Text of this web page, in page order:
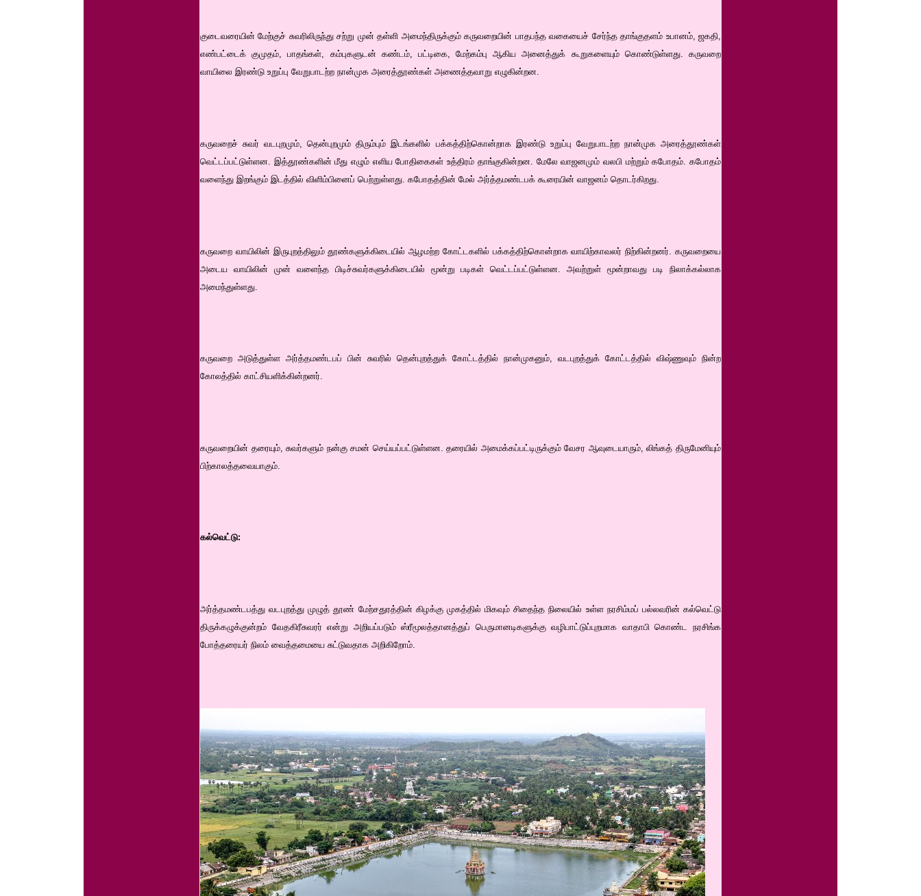
குடைவரையின் மேற்குச் சுவரிலிருந்து சற்று முன் தள்ளி அமைந்திருக்கும் கருவறையின் பாதபந்த வகையைச் சேர்ந்த தாங்குதளம் உபானம், ஜகதி,
எண்பட்டைக் குமுதம், பாதங்கள், கம்புகளுடன் கண்டம், பட்டிகை, மேற்கம்பு ஆகிய அனைத்துக் கூறுகளையும் கொண்டுள்ளது. கருவறை
வாயிலை இரண்டு உறுப்பு வேறுபாடற்ற நான்முக அரைத்தூண்கள் அணைத்தவாறு எழுகின்றன.
கருவறைச் சுவர் வடபுறமும், தென்புறமும் திரும்பும் இடங்களில் பக்கத்திற்கொன்றாக இரண்டு உறுப்பு வேறுபாடற்ற நான்முக அரைத்தூண்கள்
வெட்டப்பட்டுள்ளன. இத்தூண்களின் மீது எழும் எளிய போதிகைகள் உத்திரம் தாங்குகின்றன. மேலே வாஜனமும் வலபி மற்றும் கபோதம். கபோதம்
வளைந்து இறங்கும் இடத்தில் விளிம்பினைப் பெற்றுள்ளது. கபோதத்தின் மேல் அர்த்தமண்டபக் கூரையின் வாஜனம் தொடர்கிறது.
கருவறை வாயிலின் இருபுறத்திலும் தூண்களுக்கிடையில் ஆழமற்ற கோட்டகளில் பக்கத்திற்கொன்றாக வாயிற்காவலர் நிற்கின்றனர். கருவறையை
அடைய வாயிலின் முன் வளைந்த பிடிச்சுவர்களுக்கிடையில் மூன்று படிகள் வெட்டப்பட்டுள்ளன. அவற்றுள் மூன்றாவது படி நிலாக்கல்லாக
அமைந்துள்ளது.
கருவறை அடுத்துள்ள அர்த்தமண்டபப் பின் சுவரில் தென்புறத்துக் கோட்டத்தில் நான்முகனும், வடபுறத்துக் கோட்டத்தில் விஷ்ணுவும் நின்ற
கோலத்தில் காட்சியளிக்கின்றனர்.
கருவறையின் தரையும், சுவர்களும் நன்கு சமன் செய்யப்பட்டுள்ளன. தரையில் அமைக்கப்பட்டிருக்கும் வேசர ஆவுடையாரும், லிங்கத் திருமேனியும்
பிற்காலத்தவையாகும்.
கல்வெட்டு:
அர்த்தமண்டபத்து வடபுறத்து முழுத் தூண் மேற்சதுரத்தின் கிழக்கு முகத்தில் மிகவும் சிதைந்த நிலையில் உள்ள நரசிம்மப் பல்லவரின் கல்வெட்டு
திருக்கழுக்குன்றம் வேதகிரீசுவரர் என்று அறியப்படும் ஸ்ரீமூலத்தானத்துப் பெருமானடிகளுக்கு வழிபாட்டுப்புறமாக வாதாபி கொண்ட நரசிங்க
போத்தரையர் நிலம் வைத்தமையை சுட்டுவதாக அறிகிறோம்.